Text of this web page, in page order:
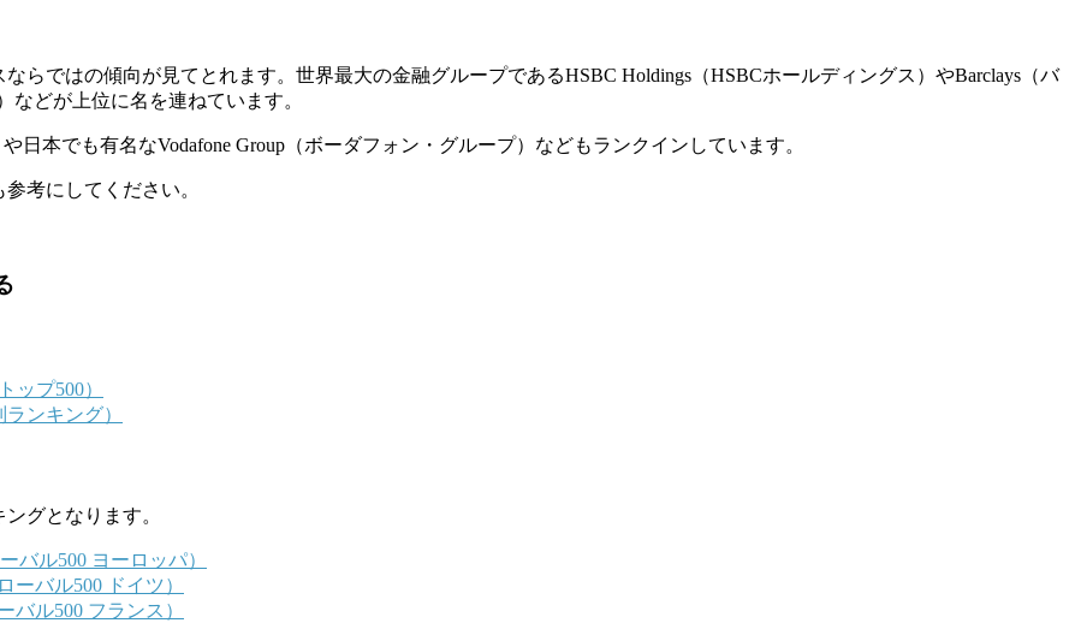
らではの傾向が見てとれます。世界最大の金融グループであるHSBC Holdings（HSBCホールディングス）やBarclays（バ
などが上位に名を連ねています。
日本でも有名なVodafone Group（ボーダフォン・グループ）などもランクインしています。
考にしてください。
ップ500）
ンキング）
グとなります。
バル500 ヨーロッパ）
ーバル500 ドイツ）
バル500 フランス）